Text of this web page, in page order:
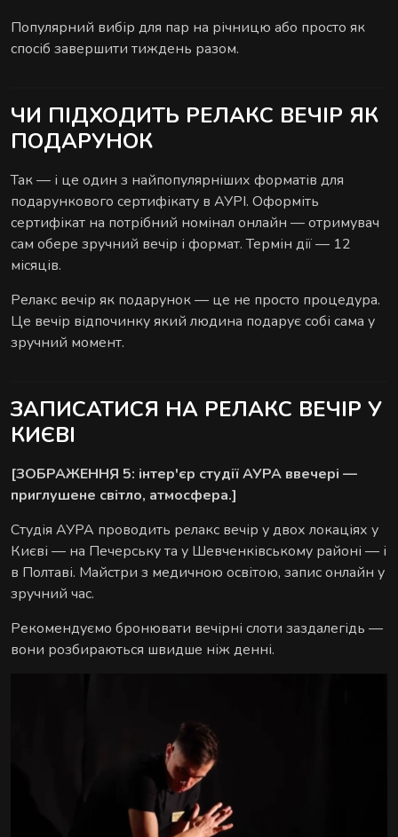
Популярний вибір для пар на річницю або просто як
спосіб завершити тиждень разом.
ЧИ ПІДХОДИТЬ РЕЛАКС ВЕЧІР ЯК
ПОДАРУНОК
Так — і це один з найпопулярніших форматів для
подарункового сертифікату в АУРІ. Оформіть
сертифікат на потрібний номінал онлайн — отримувач
сам обере зручний вечір і формат. Термін дії — 12
місяців.
Релакс вечір як подарунок — це не просто процедура.
Це вечір відпочинку який людина подарує собі сама у
зручний момент.
ЗАПИСАТИСЯ НА РЕЛАКС ВЕЧІР У
КИЄВІ
[ЗОБРАЖЕННЯ 5: інтер'єр студії АУРА ввечері —
приглушене світло, атмосфера.]
Студія АУРА проводить релакс вечір у двох локаціях у
Києві — на Печерську та у Шевченківському районі — і
в Полтаві. Майстри з медичною освітою, запис онлайн у
зручний час.
Рекомендуємо бронювати вечірні слоти заздалегідь —
вони розбираються швидше ніж денні.